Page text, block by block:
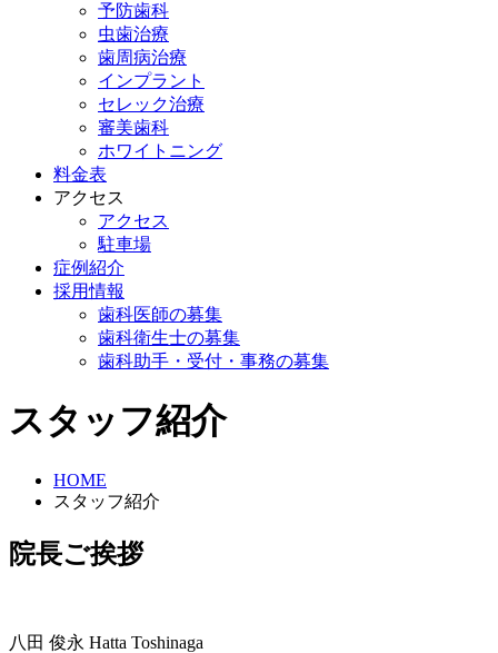
予防歯科
虫歯治療
歯周病治療
インプラント
セレック治療
審美歯科
ホワイトニング
料金表
アクセス
アクセス
駐車場
症例紹介
採用情報
歯科医師の募集
歯科衛生士の募集
歯科助手・受付・事務の募集
スタッフ紹介
HOME
スタッフ紹介
院長ご挨拶
八田 俊永 Hatta Toshinaga